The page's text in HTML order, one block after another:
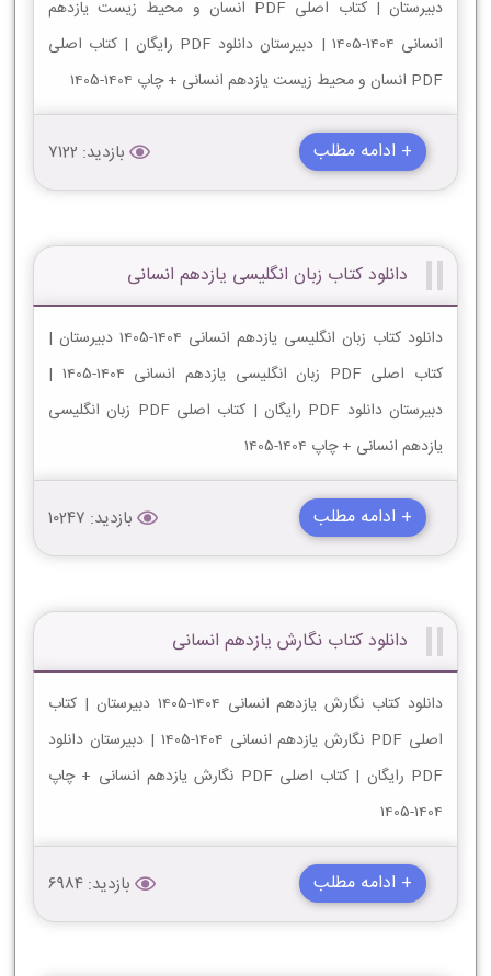
دبیرستان | کتاب اصلی PDF انسان و محیط زیست یازدهم
انسانی 1404-1405 | دبیرستان دانلود PDF رایگان | کتاب اصلی
PDF انسان و محیط زیست یازدهم انسانی + چاپ 1404-1405
+ ادامه مطلب بازدید: 7122
دانلود کتاب زبان انگلیسی یازدهم انسانی
دانلود کتاب زبان انگلیسی یازدهم انسانی 1404-1405 دبیرستان |
کتاب اصلی PDF زبان انگلیسی یازدهم انسانی 1404-1405 |
دبیرستان دانلود PDF رایگان | کتاب اصلی PDF زبان انگلیسی
یازدهم انسانی + چاپ 1404-1405
+ ادامه مطلب بازدید: 10247
دانلود کتاب نگارش یازدهم انسانی
دانلود کتاب نگارش یازدهم انسانی 1404-1405 دبیرستان | کتاب
اصلی PDF نگارش یازدهم انسانی 1404-1405 | دبیرستان دانلود
PDF رایگان | کتاب اصلی PDF نگارش یازدهم انسانی + چاپ
1404-1405
+ ادامه مطلب بازدید: 6984